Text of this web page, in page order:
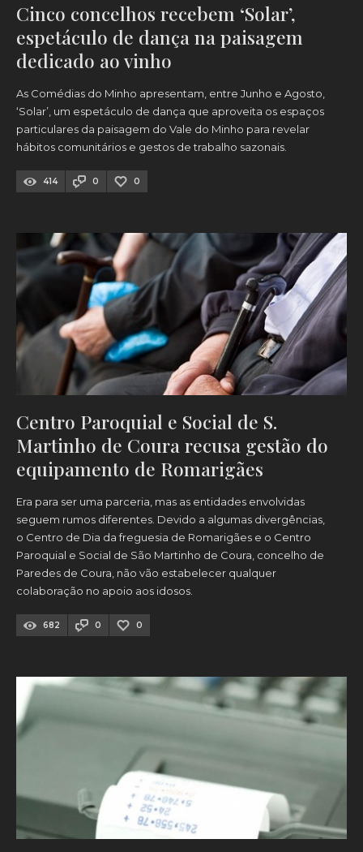
Cinco concelhos recebem ‘Solar’,
espetáculo de dança na paisagem
dedicado ao vinho
As Comédias do Minho apresentam, entre Junho e Agosto,
‘Solar’, um espetáculo de dança que aproveita os espaços
particulares da paisagem do Vale do Minho para revelar
hábitos comunitários e gestos de trabalho sazonais.
414 0 0
Centro Paroquial e Social de S.
Martinho de Coura recusa gestão do
equipamento de Romarigães
Era para ser uma parceria, mas as entidades envolvidas
seguem rumos diferentes. Devido a algumas divergências,
o Centro de Dia da freguesia de Romarigães e o Centro
Paroquial e Social de São Martinho de Coura, concelho de
Paredes de Coura, não vão estabelecer qualquer
colaboração no apoio aos idosos.
682 0 0